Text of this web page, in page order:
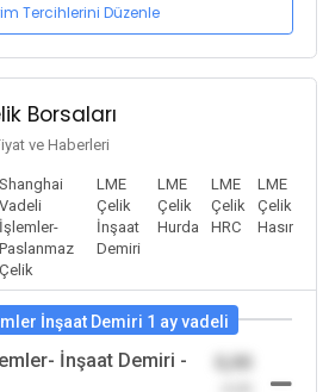
Tercihlerini Düzenle
Borsaları
ve Haberleri
Shanghai
Vadeli
İşlemler-
Paslanmaz
Çelik
LME
Çelik
İnşaat
Demiri
LME
Çelik
Hurda
LME
Çelik
HRC
LME
Çelik
Hasır
İnşaat Demiri 1 ay vadeli
İnşaat Demiri -